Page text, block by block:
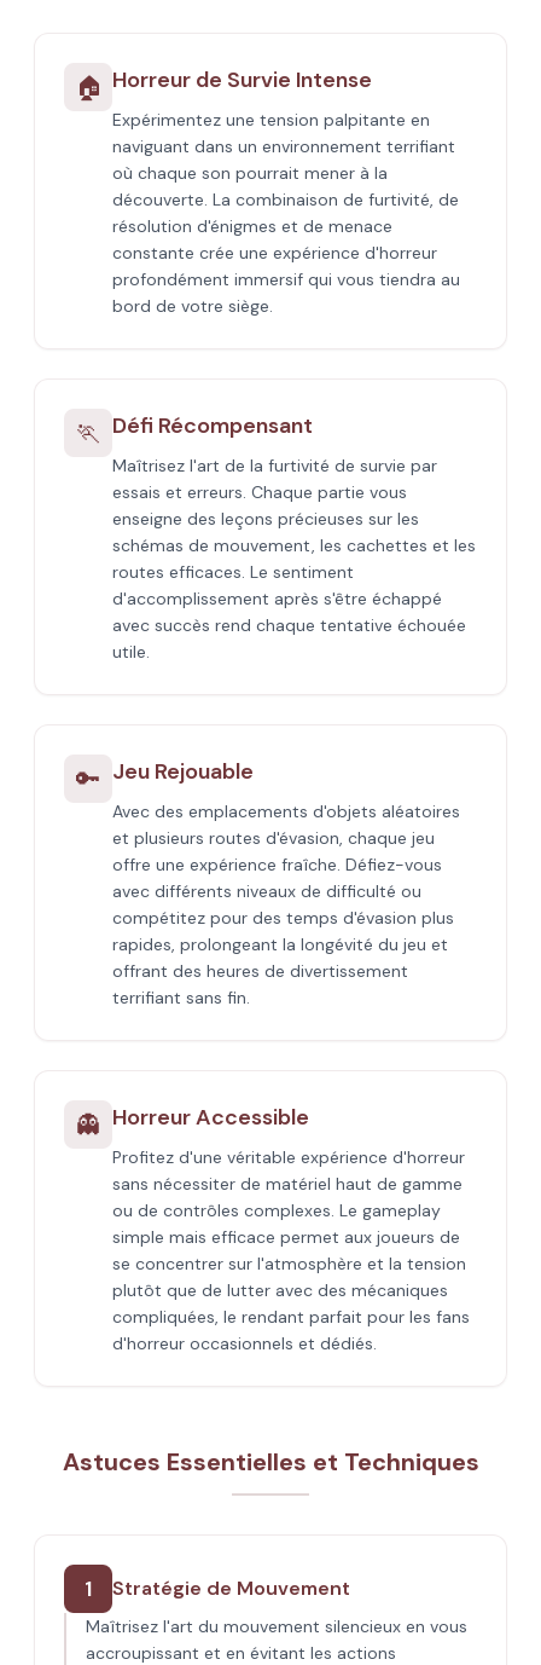
🏠 Horreur de Survie Intense
Expérimentez une tension palpitante en
naviguant dans un environnement terrifiant
où chaque son pourrait mener à la
découverte. La combinaison de furtivité, de
résolution d'énigmes et de menace
constante crée une expérience d'horreur
profondément immersif qui vous tiendra au
bord de votre siège.
🏃 Défi Récompensant
Maîtrisez l'art de la furtivité de survie par
essais et erreurs. Chaque partie vous
enseigne des leçons précieuses sur les
schémas de mouvement, les cachettes et les
routes efficaces. Le sentiment
d'accomplissement après s'être échappé
avec succès rend chaque tentative échouée
utile.
🔑 Jeu Rejouable
Avec des emplacements d'objets aléatoires
et plusieurs routes d'évasion, chaque jeu
offre une expérience fraîche. Défiez-vous
avec différents niveaux de difficulté ou
compétitez pour des temps d'évasion plus
rapides, prolongeant la longévité du jeu et
offrant des heures de divertissement
terrifiant sans fin.
👻 Horreur Accessible
Profitez d'une véritable expérience d'horreur
sans nécessiter de matériel haut de gamme
ou de contrôles complexes. Le gameplay
simple mais efficace permet aux joueurs de
se concentrer sur l'atmosphère et la tension
plutôt que de lutter avec des mécaniques
compliquées, le rendant parfait pour les fans
d'horreur occasionnels et dédiés.
Astuces Essentielles et Techniques
1 Stratégie de Mouvement
Maîtrisez l'art du mouvement silencieux en vous
accroupissant et en évitant les actions